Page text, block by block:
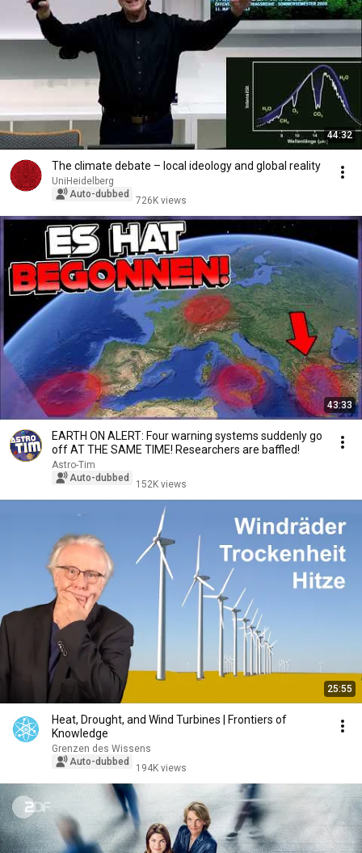
44:32
The climate debate – local ideology and global reality
UniHeidelberg
Auto-dubbed
726K views
43:33
EARTH ON ALERT: Four warning systems suddenly go
off AT THE SAME TIME! Researchers are baffled!
Astro-Tim
Auto-dubbed
152K views
25:55
Heat, Drought, and Wind Turbines | Frontiers of
Knowledge
Grenzen des Wissens
Auto-dubbed
194K views